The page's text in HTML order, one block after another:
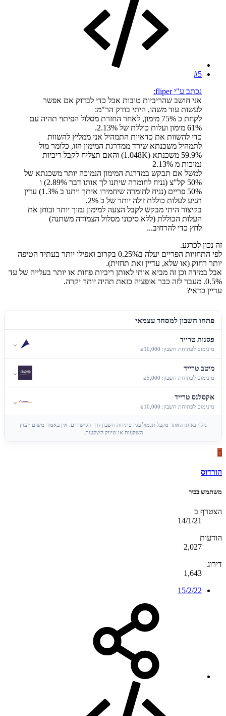
#5
נכתב ע"י fliper:
אני חושב שהריביות טובות אבל כדי לבדוק אם אפשר
לעשות עוד משהו, היתי בודק הר"מ:
לקחת כ 75% מימון, לאחר החזרת מסלול הפיתוי תהיה עם
61% מימון ועלות כוללת של 2.13%.
כדי להשוות את כדאיות התמהיל אני ממליץ להשוות
לתמהיל משכנתא שירד ממדרגת המימון הזו, כלומר מול
59.9% משכנתא (1.048K) והאם תצליח לקבל ריביות
נמוכות מ 2.13%
למשל אם תבקש במדרגת המימון הנמוכה יותר משכנתא של
50% קל"צ (נניח לחומרה שיתנו לך אותו דבר 2.89%) ו
50% פריים (נניח לחומרה שיחמירו איתך ויתנו ב 1.3%) עדין
תגיע לעלות כוללת זולה יותר של כ 2%.
בקיצור היתי מבקש לקבל הצעה למימון נמוך יותר ובוחן את
העלות הכוללת (ללא סיכוני מסלול הצמודה משתנה)
לחץ כדי להרחיב...
זה נכון לכרגע.
לפי התחזיות הפריים יעלה ב0.25% בקרוב ואפילו יותר בעתיד הטיפה
יותר רחוק (או שלא, עדיין זאת תחזית).
אבל במידה וכן זה מביא אותי לאותן ריביות פחות או יותר בעלייה של עד
0.5%. מעבר לזה כבר אופציה כזאת תהיה יותר יקרה.
עדיין כדאי?
פתחו חשבון למסחר עצמאי
פסגות טרייד
מינימום לפתיחת חשבון: ₪10,000
⌄
מיטב טרייד
מינימום לפתיחת חשבון: ₪5,000
⌄
אקסלנס טרייד
מינימום לפתיחת חשבון: ₪10,000
⌄
גילוי נאות: האתר מקבל תגמול בגין פתיחת חשבון דרך הקישורים. אין באמור משום ייעוץ
השקעות או שיווק השקעות.
ה
הורדוס
משתמש בכיר
הצטרף ב
14/1/21
הודעות
2,027
דירוג
1,643
15/2/22